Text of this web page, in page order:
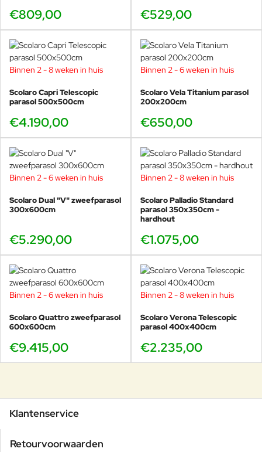
€809,00 €529,00
Binnen 2 - 8 weken in huis
Scolaro Capri Telescopic
parasol 500x500cm
€4.190,00
Binnen 2 - 6 weken in huis
Scolaro Vela Titanium parasol
200x200cm
€650,00
Binnen 2 - 6 weken in huis
Scolaro Dual "V" zweefparasol
300x600cm
€5.290,00
Binnen 2 - 8 weken in huis
Scolaro Palladio Standard
parasol 350x350cm -
hardhout
€1.075,00
Binnen 2 - 6 weken in huis
Scolaro Quattro zweefparasol
600x600cm
€9.415,00
Binnen 2 - 8 weken in huis
Scolaro Verona Telescopic
parasol 400x400cm
€2.235,00
Klantenservice
Retourvoorwaarden